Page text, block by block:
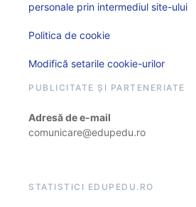
personale prin intermediul site-ului
Politica de cookie
Modifică setarile cookie-urilor
PUBLICITATE ȘI PARTENERIATE
Adresă de e-mail
comunicare@edupedu.ro
STATISTICI EDUPEDU.RO